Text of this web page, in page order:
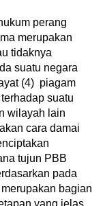
perang
merupakan
tidaknya
suatu negara
(4) piagam
suatu
wilayah lain
cara damai
tujun PBB
pada
bagian
yang jelas